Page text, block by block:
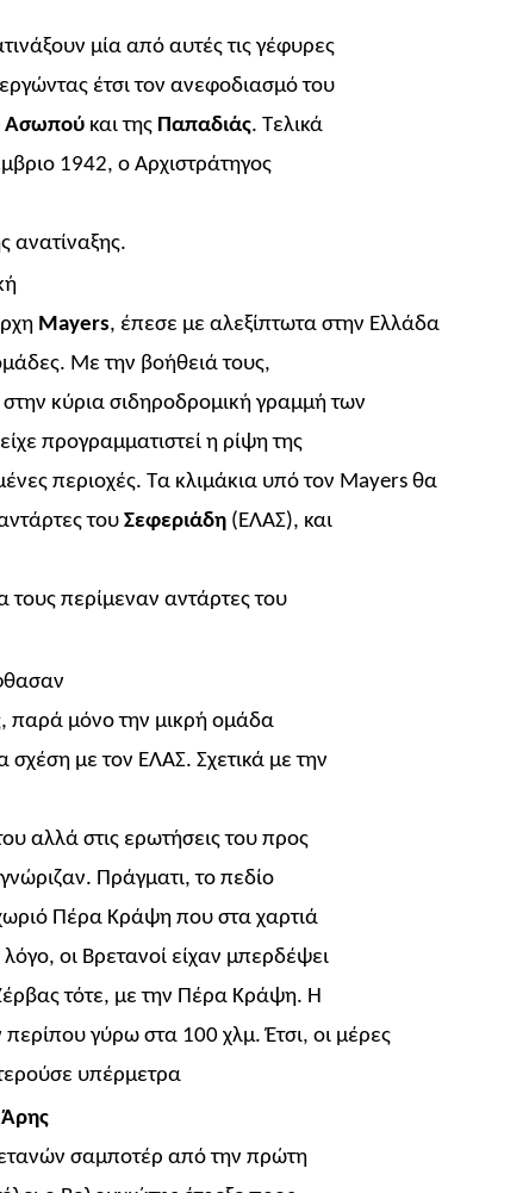
μία από αυτές τις γέφυρες
έτσι τον ανεφοδιασμό του
Ασωπού και της Παπαδιάς. Τελικά
1942, ο Αρχιστράτηγος
ανατίναξης.
Mayers, έπεσε με αλεξίπτωτα στην Ελλάδα
Με την βοήθειά τους,
κύρια σιδηροδρομική γραμμή των
προγραμματιστεί η ρίψη της
περιοχές. Τα κλιμάκια υπό τον Mayers θα
του Σεφεριάδη (ΕΛΑΣ), και
τους περίμεναν αντάρτες του
παρά μόνο την μικρή ομάδα
σχέση με τον ΕΛΑΣ. Σχετικά με την
αλλά στις ερωτήσεις του προς
Πράγματι, το πεδίο
Πέρα Κράψη που στα χαρτιά
οι Βρετανοί είχαν μπερδέψει
τότε, με την Πέρα Κράψη. Η
περίπου γύρω στα 100 χλμ. Έτσι, οι μέρες
υπέρμετρα
Άρης
σαμποτέρ από την πρώτη